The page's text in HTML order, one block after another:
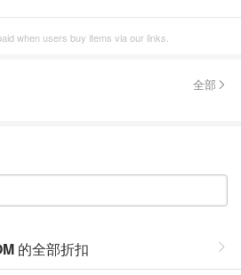
when users buy items via our links.
全部
的全部折扣